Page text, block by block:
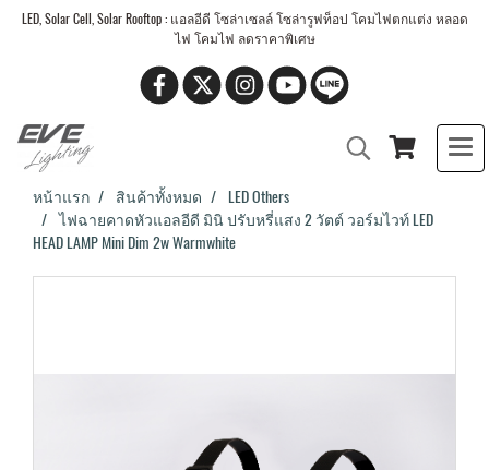
LED, Solar Cell, Solar Rooftop : แอลอีดี โซล่าเซลล์ โซล่ารูฟท็อป โคมไฟตกแต่ง หลอด
ไฟ โคมไฟ ลดราคาพิเศษ
หน้าแรก สินค้าทั้งหมด
LED Others
ไฟฉายคาดหัวแอลอีดี มินิ ปรับหรี่แสง 2 วัตต์ วอร์มไวท์ LED
HEAD LAMP Mini Dim 2w Warmwhite